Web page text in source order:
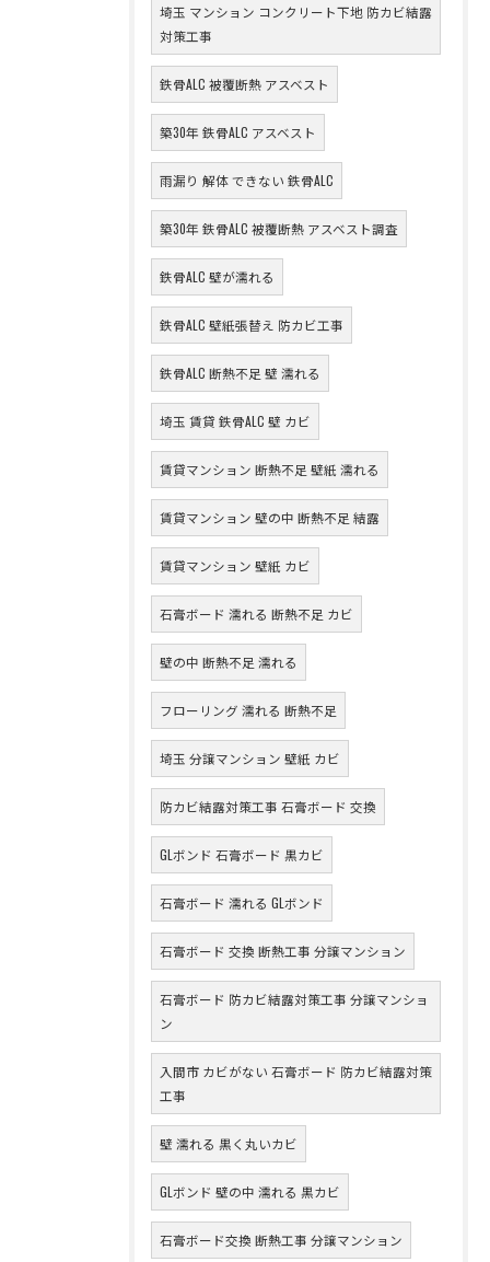
埼玉 マンション コンクリート下地 防カビ結露
対策工事
鉄骨ALC 被覆断熱 アスベスト
築30年 鉄骨ALC アスベスト
雨漏り 解体 できない 鉄骨ALC
築30年 鉄骨ALC 被覆断熱 アスベスト調査
鉄骨ALC 壁が濡れる
鉄骨ALC 壁紙張替え 防カビ工事
鉄骨ALC 断熱不足 壁 濡れる
埼玉 賃貸 鉄骨ALC 壁 カビ
賃貸マンション 断熱不足 壁紙 濡れる
賃貸マンション 壁の中 断熱不足 結露
賃貸マンション 壁紙 カビ
石膏ボード 濡れる 断熱不足 カビ
壁の中 断熱不足 濡れる
フローリング 濡れる 断熱不足
埼玉 分譲マンション 壁紙 カビ
防カビ結露対策工事 石膏ボード 交換
GLボンド 石膏ボード 黒カビ
石膏ボード 濡れる GLボンド
石膏ボード 交換 断熱工事 分譲マンション
石膏ボード 防カビ結露対策工事 分譲マンショ
ン
入間市 カビがない 石膏ボード 防カビ結露対策
工事
壁 濡れる 黒く丸いカビ
GLボンド 壁の中 濡れる 黒カビ
石膏ボード交換 断熱工事 分譲マンション